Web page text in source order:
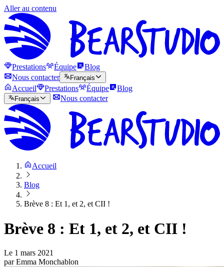
Aller au contenu
Prestations Équipe
Blog
Nous contacter
Français
Accueil Prestations Équipe Blog
Français Nous contacter
Accueil
Blog
Brève 8 : Et 1, et 2, et CII !
Brève 8 : Et 1, et 2, et CII !
Le 1 mars 2021
par Emma Monchablon